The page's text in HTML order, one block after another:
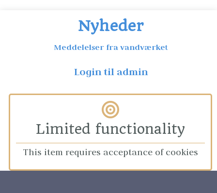
Nyheder
Meddelelser fra vandværket
Login til admin
Limited functionality
This item requires acceptance of cookies